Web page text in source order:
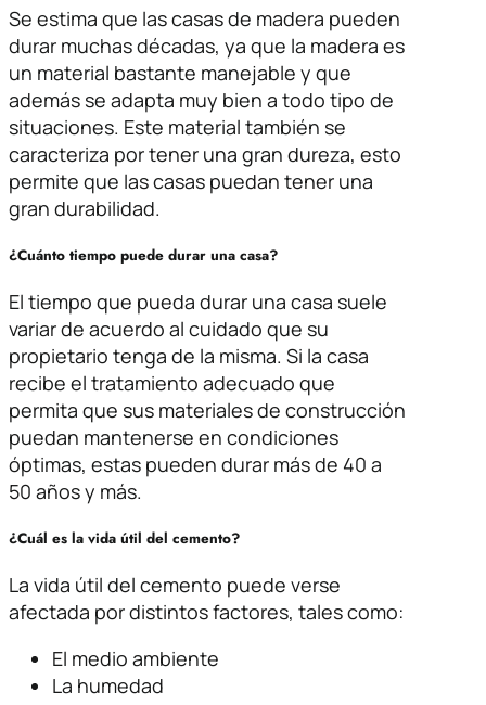
Se estima que las casas de madera pueden
durar muchas décadas, ya que la madera es
un material bastante manejable y que
además se adapta muy bien a todo tipo de
situaciones. Este material también se
caracteriza por tener una gran dureza, esto
permite que las casas puedan tener una
gran durabilidad.
¿Cuánto tiempo puede durar una casa?
El tiempo que pueda durar una casa suele
variar de acuerdo al cuidado que su
propietario tenga de la misma. Si la casa
recibe el tratamiento adecuado que
permita que sus materiales de construcción
puedan mantenerse en condiciones
óptimas, estas pueden durar más de 40 a
50 años y más.
¿Cuál es la vida útil del cemento?
La vida útil del cemento puede verse
afectada por distintos factores, tales como:
El medio ambiente
La humedad